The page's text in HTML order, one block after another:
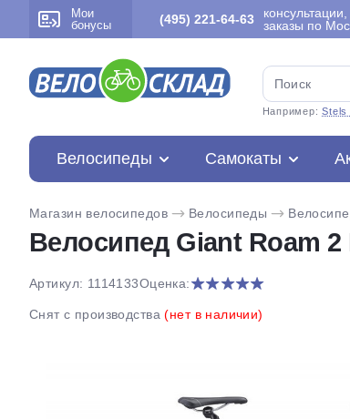
Мои
бонусы
(495) 221-64-63
консультации,
заказы по
Например:Stels
Велосипеды Самокаты
Магазин велосипедов Велосипеды
Велосипед Giant Roam 2
Артикул: 1114133Оценка:
Снят с производства(нет в наличии)